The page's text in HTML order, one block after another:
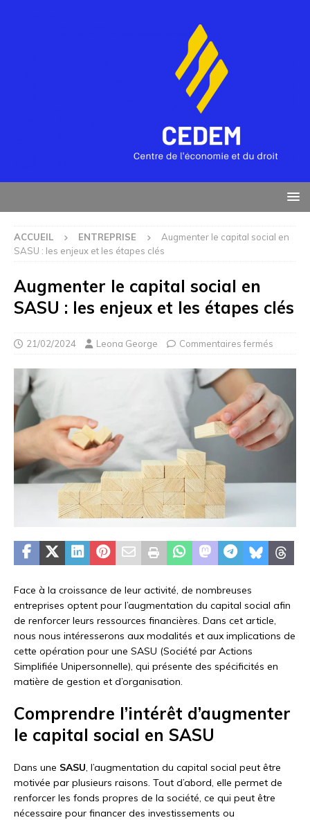
ACCUEIL ENTREPRISE
Augmenter le capital social en
SASU : les enjeux et les étapes clés
Augmenter le capital social en
SASU : les enjeux et les étapes clés
21/02/2024 Leona George Commentaires fermés
Face à la croissance de leur activité, de nombreuses
entreprises optent pour l’augmentation du capital social afin
de renforcer leurs ressources financières. Dans cet article,
nous nous intéresserons aux modalités et aux implications de
cette opération pour une SASU (Société par Actions
Simplifiée Unipersonnelle), qui présente des spécificités en
matière de gestion et d’organisation.
Comprendre l’intérêt d’augmenter
le capital social en SASU
Dans une SASU, l’augmentation du capital social peut être
motivée par plusieurs raisons. Tout d’abord, elle permet de
renforcer les fonds propres de la société, ce qui peut être
nécessaire pour financer des investissements ou